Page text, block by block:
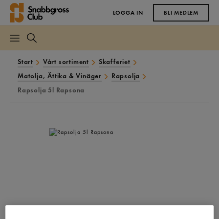
LOGGA IN BLI MEDLEM
Start Vårt sortiment
Skafferiet
Matolja, Ättika & Vinäger
Rapsolja
Rapsolja 5l Rapsona